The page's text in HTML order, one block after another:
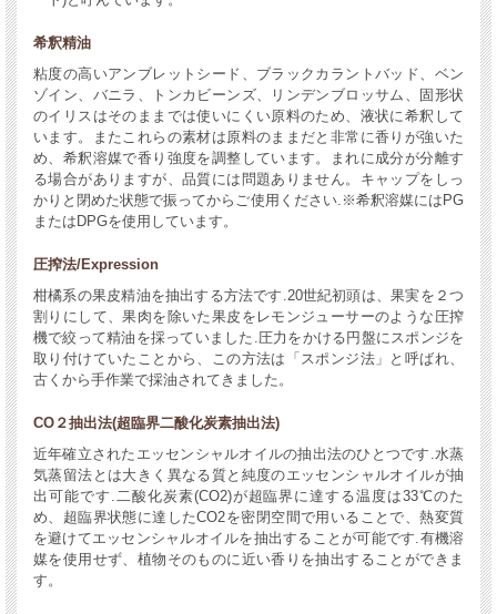
希釈精油
粘度の高いアンブレットシード、ブラックカラントバッド、ベン
ゾイン、バニラ、トンカビーンズ、リンデンブロッサム、固形状
のイリスはそのままでは使いにくい原料のため、液状に希釈して
います。またこれらの素材は原料のままだと非常に香りが強いた
め、希釈溶媒で香り強度を調整しています。まれに成分が分離す
る場合がありますが、品質には問題ありません。キャップをしっ
かりと閉めた状態で振ってからご使用ください.※希釈溶媒にはPG
またはDPGを使用しています。
圧搾法/Expression
柑橘系の果皮精油を抽出する方法です.20世紀初頭は、果実を２つ
割りにして、果肉を除いた果皮をレモンジューサーのような圧搾
機で絞って精油を採っていました.圧力をかける円盤にスポンジを
取り付けていたことから、この方法は「スポンジ法」と呼ばれ、
古くから手作業で採油されてきました。
CO２抽出法(超臨界二酸化炭素抽出法)
近年確立されたエッセンシャルオイルの抽出法のひとつです.水蒸
気蒸留法とは大きく異なる質と純度のエッセンシャルオイルが抽
出可能です.二酸化炭素(CO2)が超臨界に達する温度は33℃のた
め、超臨界状態に達したCO2を密閉空間で用いることで、熱変質
を避けてエッセンシャルオイルを抽出することが可能です.有機溶
媒を使用せず、植物そのものに近い香りを抽出することができま
す。